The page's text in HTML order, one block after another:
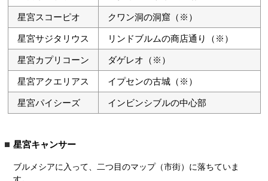
星宮スコーピオ クワン洞の洞窟（※）
星宮サジタリウス リンドブルムの商店通り（※）
星宮カプリコーン ダゲレオ（※）
星宮アクエリアス イプセンの古城（※）
星宮パイシーズ インビンシブルの中心部
星宮キャンサー
ブルメシアに入って、二つ目のマップ（市街）に落ちていま